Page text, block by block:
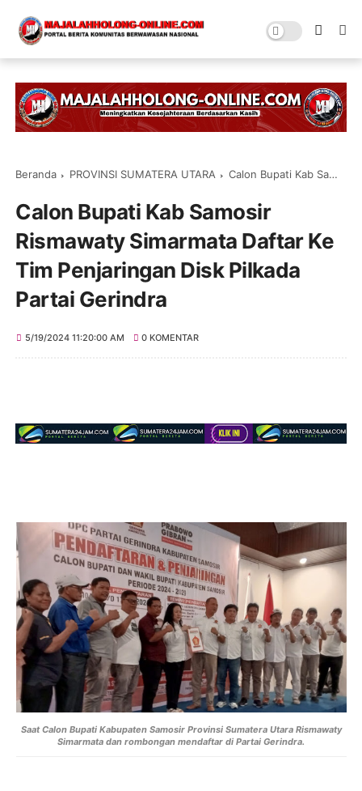
Beranda PROVINSI SUMATERA UTARA Calon Bupati Kab Samosir Rismawaty Simarmata Daftar Ke Tim Penjaringan Disk Pilkada Partai Gerindra
Calon Bupati Kab Samosir
Rismawaty Simarmata Daftar Ke
Tim Penjaringan Disk Pilkada
Partai Gerindra
5/19/2024 11:20:00 AM 0 KOMENTAR
Saat Calon Bupati Kabupaten Samosir Provinsi Sumatera Utara Rismawaty
Simarmata dan rombongan mendaftar di Partai Gerindra.